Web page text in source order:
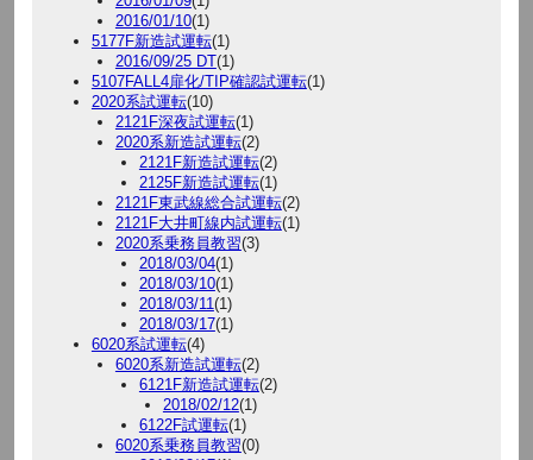
2016/01/10(1)
5177F新造試運転(1)
2016/09/25 DT(1)
5107FALL4扉化/TIP確認試運転(1)
2020系試運転(10)
2121F深夜試運転(1)
2020系新造試運転(2)
2121F新造試運転(2)
2125F新造試運転(1)
2121F東武線総合試運転(2)
2121F大井町線内試運転(1)
2020系乗務員教習(3)
2018/03/04(1)
2018/03/10(1)
2018/03/11 (1)
2018/03/17(1)
6020系試運転(4)
6020系新造試運転(2)
6121F新造試運転(2)
2018/02/12(1)
6122F試運転(1)
6020系乗務員教習(0)